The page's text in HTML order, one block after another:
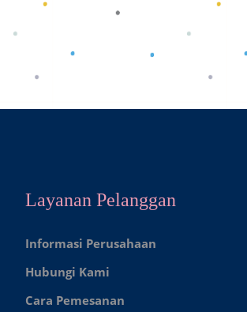
Layanan Pelanggan
Informasi Perusahaan
Hubungi Kami
Cara Pemesanan